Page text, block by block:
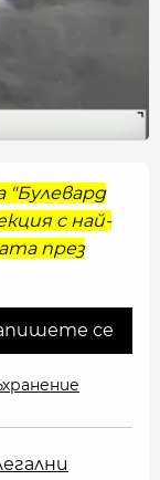
"Булевард
с най-
през